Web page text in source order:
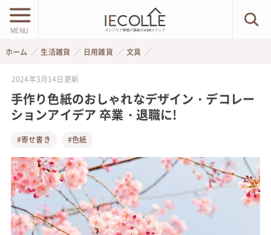
MENU
ホーム 生活雑貨 日用雑貨 文具
2024年3月14日 更新
手作り色紙のおしゃれなデザイン・デコレー
ションアイデア 卒業・退職に!
#寄せ書き #色紙